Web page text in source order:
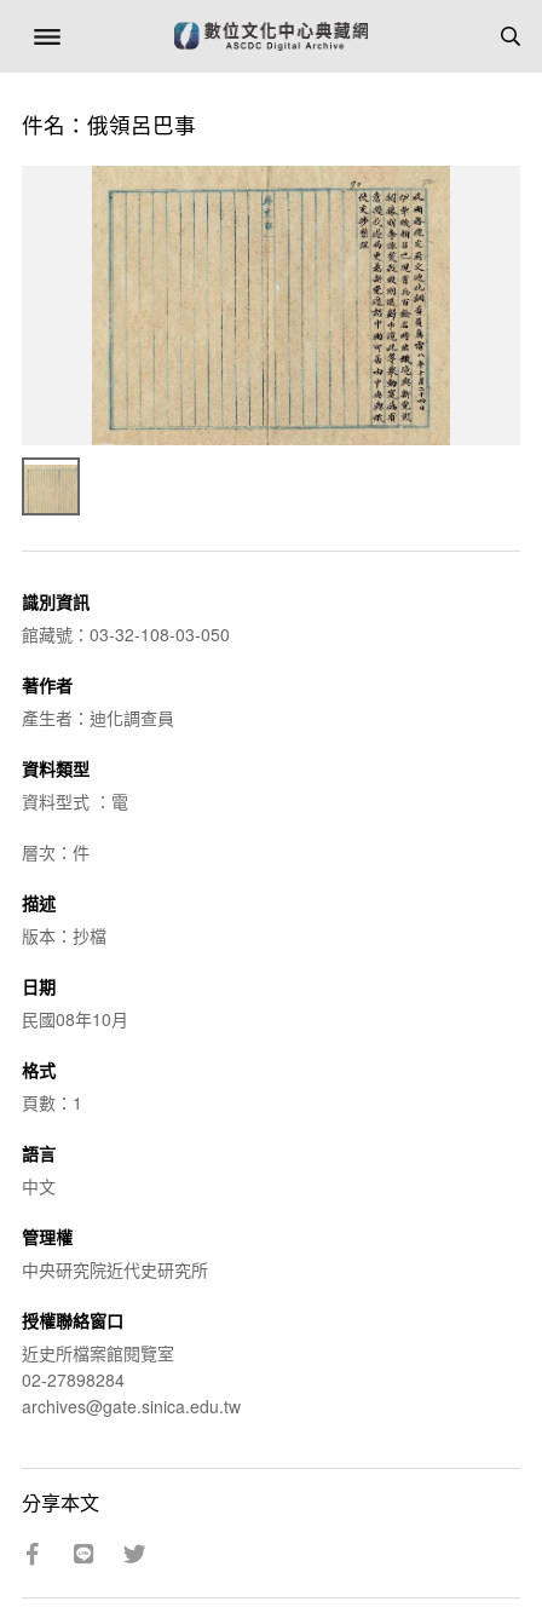
件名：俄領呂巴事
識別資訊
館藏號：03-32-108-03-050
著作者
產生者：迪化調查員
資料類型
資料型式 ：電
層次：件
描述
版本：抄檔
日期
民國08年10月
格式
頁數：1
語言
中文
管理權
中央研究院近代史研究所
授權聯絡窗口
近史所檔案館閱覽室
02-27898284
archives@gate.sinica.edu.tw
分享本文